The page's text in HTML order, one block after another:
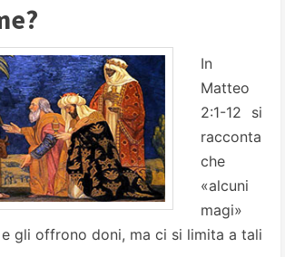
In
Matteo
2:1-12 si
racconta
che
«alcuni
magi»
gli offrono doni, ma ci si limita a tali